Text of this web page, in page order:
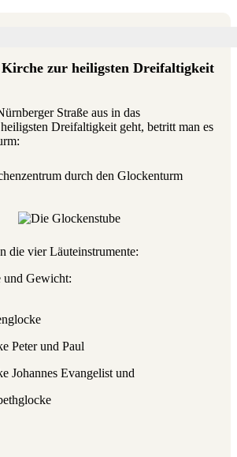
zur heiligsten Dreifaltigkeit
Straße aus in das
Dreifaltigkeit geht, betritt man es
die vier Läuteinstrumente:
und Gewicht:
Peter und Paul
Johannes Evangelist und